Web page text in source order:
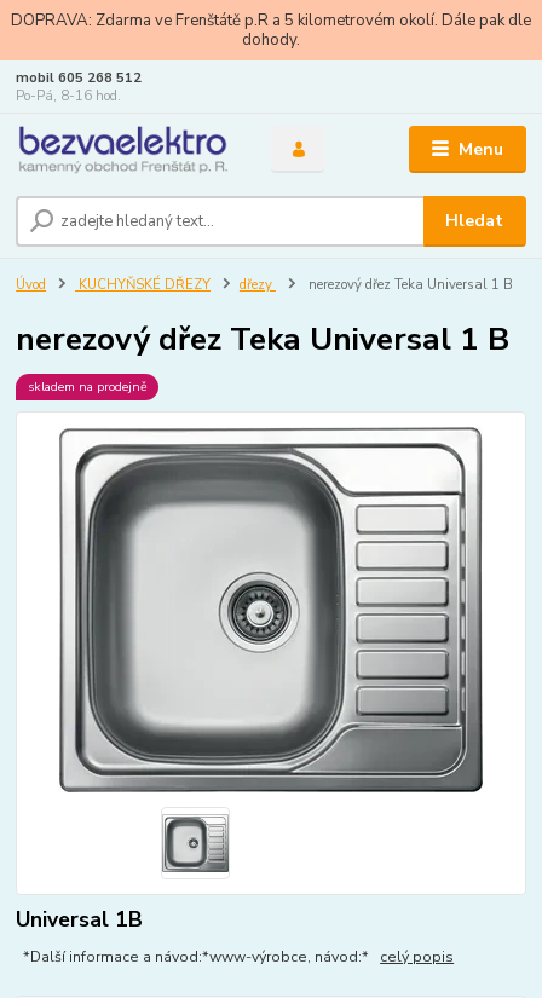
DOPRAVA: Zdarma ve Frenštátě p.R a 5 kilometrovém okolí. Dále pak dle
dohody.
Menu
Hledat
mobil 605 268 512
Po-Pá, 8-16 hod.
Úvod KUCHYŇSKÉ DŘEZY dřezy nerezový dřez Teka Universal 1 B
nerezový dřez Teka Universal 1 B
skladem na prodejně
Universal 1B
*Další informace a návod:*www-výrobce, návod:* celý popis